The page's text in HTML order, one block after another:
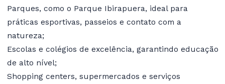
Parques, como o Parque Ibirapuera, ideal para
práticas esportivas, passeios e contato com a
natureza;
Escolas e colégios de excelência, garantindo educação
de alto nível;
Shopping centers, supermercados e serviços